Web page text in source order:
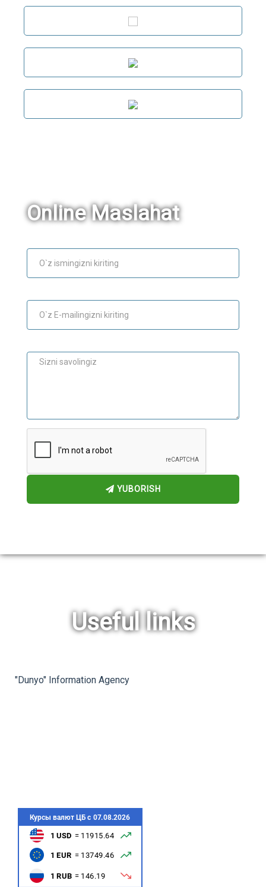
Online Maslahat
YUBORISH
Useful links
"Dunyo" Information Agency